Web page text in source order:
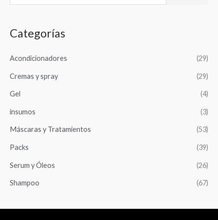
u
c
r
p
o
Categorías
Acondicionadores (29)
Cremas y spray (29)
Gel (4)
insumos (3)
Máscaras y Tratamientos (53)
Packs (39)
Serum y Óleos (26)
Shampoo (67)